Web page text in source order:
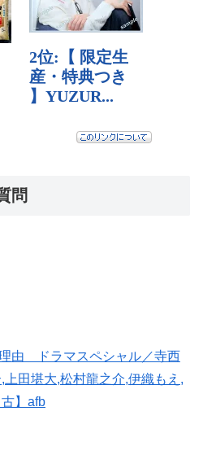
問
理由 ドラマスペシャル／寺西
田堪大,松村龍之介,伊織もえ,
】afb